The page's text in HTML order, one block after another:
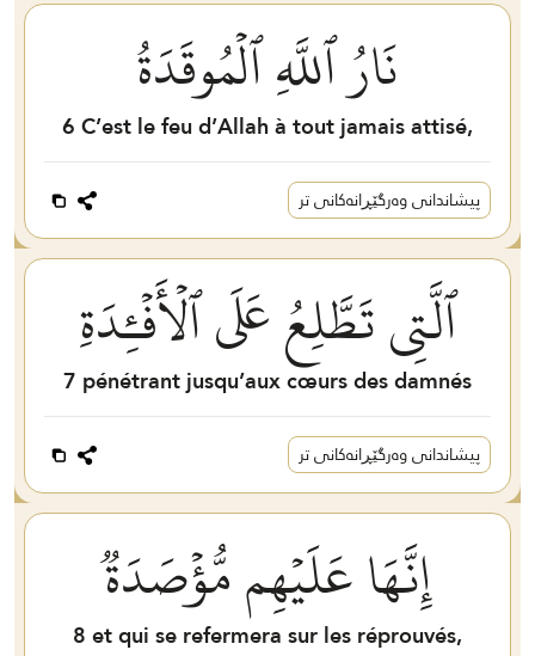
نَارُ ٱللَّهِ ٱلۡمُوقَدَةُ
6C’est le feu d’Allah à tout jamais attisé,
پیشاندانی وەرگێڕانەکانی تر
ٱلَّتِي تَطَّلِعُ عَلَى ٱلۡأَفۡـِٔدَةِ
7 pénétrant jusqu’aux cœurs des damnés
پیشاندانی وەرگێڕانەکانی تر
إِنَّهَا عَلَيۡهِم مُّؤۡصَدَةٞ
8et qui se refermera sur les réprouvés,